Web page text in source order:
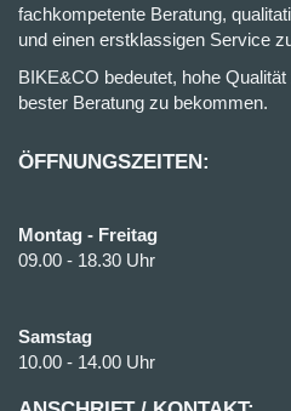
fachkompetente Beratung,
und einen erstklassigen Service
BIKE&CO bedeutet, hohe
bester Beratung zu bekommen.
ÖFFNUNGSZEITEN:
Montag - Freitag
09.00 - 18.30 Uhr
Samstag
10.00 - 14.00 Uhr